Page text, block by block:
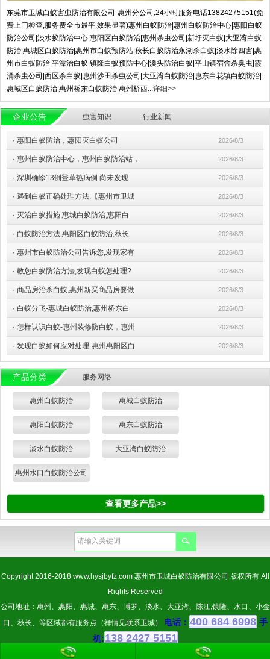
东莞市卫城白蚁害虫防治有限公司-惠州分公司,24小时服务电话13824275151(免
费上门检查,服务费全市最平,效果显著)惠州白蚁防治|惠州白蚁防治中心|惠阳白蚁
防治公司|淡水蚁防治中心|惠阳区白蚁防治|惠州杀虫公司|新圩灭白蚁|大亚湾白蚁
防治|惠城区白蚁防治|惠州市白蚁预防站|秋长白蚁防治永湖杀白蚁|淡水除四害|惠
州市白蚁防治|平潭治白蚁|镇隆白蚁预防中心|澳头防治白蚁|平山镇宿舍杀臭虫|霞
涌杀虫公司|西区杀白蚁|惠州沙田杀虫公司|大亚湾白蚁防治|惠东白花镇白蚁防治|
惠城区白蚁防治|惠州桥东白蚁防治|惠州桥西... 详细>>
企业公告 虫害知识 行业新闻
· 惠阳白蚁防治，惠阳灭白蚁公司 2026/8/3
· 惠州白蚁防治中心，惠州白蚁防治站， 2026/8/3
· 深圳确诊13例登革热病例 尚未发现 2026/8/3
· 遇到白蚁正确处理方法,【惠州市卫城 2026/8/3
· 灭治白蚁措施,惠城白蚁防治,惠阳白 2026/8/3
· 白蚁防治方法,惠阳区白蚁防治,秋长 2026/8/3
· 惠州市白蚁防治公司告诉您,发现家有 2026/8/3
· 教您白蚁防治方法,发现白蚁怎处理? 2026/8/3
· 商品房治杀白蚁,惠州新买商品房要做 2026/8/3
· 白蚁分飞-惠城白蚁防治,惠州桥东白 2026/8/3
· 怎样认识白蚁-惠州装修防白蚁，惠州 2026/8/3
· 发现白蚁如何应对处理-惠州惠阳区白 2026/8/3
产品分类 服务网络
惠州白蚁防治 惠城白蚁防治
惠阳白蚁防治 惠东白蚁防治
淡水白蚁防治 大亚湾白蚁防治
惠州水口白蚁防治公司
查看更多产品>>
Copyright 2016-2018 www.hysjbyfz.com惠州市卫城白蚁防治有限公司 版权所有 All
Rights Reserved
公司地址：惠州、惠阳、惠城、惠东、博罗、淡水、大亚湾、陈江,镇隆、水口、小金
口、秋长、等区域都有服务点（祥情见联系卫城）
电话： 400 684 6998 手
机:138 2427 5151